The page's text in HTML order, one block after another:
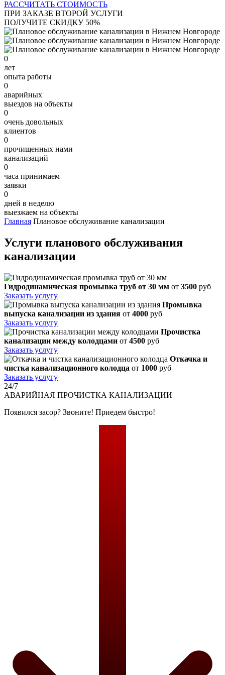
РАССЧИТАТЬ СТОИМОСТЬ
ПРИ ЗАКАЗЕ ВТОРОЙ УСЛУГИ
ПОЛУЧИТЕ СКИДКУ 50%
0
лет
опыта работы
0
аварийных
выездов на объекты
0
очень довольных
клиентов
0
прочищенных нами
канализаций
0
часа принимаем
заявки
0
дней в неделю
выезжаем на объекты
Главная Плановое обслуживание канализации
Услуги планового обслуживания
канализации
Гидродинамическая промывка труб от 30 мм от 3500 руб
Заказать услугу
Промывка
выпуска канализации из здания от 4000 руб
Заказать услугу
Прочистка
канализации между колодцами от 4500 руб
Заказать услугу
Откачка и
чистка канализационного колодца от 1000 руб
Заказать услугу
24/7
АВАРИЙНАЯ ПРОЧИСТКА КАНАЛИЗАЦИИ
Появился засор? Звоните! Приедем быстро!